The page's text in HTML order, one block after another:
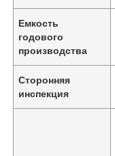
Емкость
годового
производства
Сторонняя
инспекция